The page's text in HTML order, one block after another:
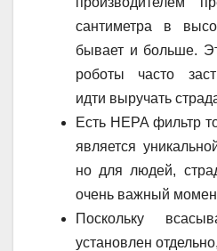
сантиметра в
бывает и больше.
роботы часто
идти выручать
Есть HEPA фильтр
является
но для людей,
очень важный
Поскольку
установлен